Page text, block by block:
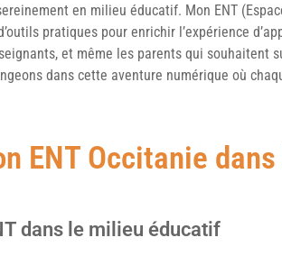
en milieu éducatif. Mon ENT
pratiques pour enrichir l’expérience
et même les parents qui souhaitent
dans cette aventure numérique où
ENT Occitanie
dans le milieu éducatif